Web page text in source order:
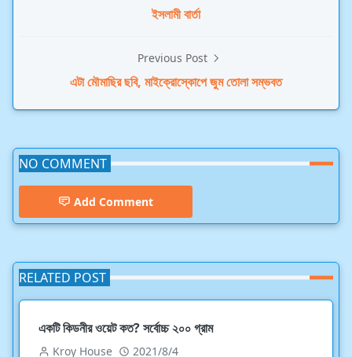
ইসলামী বার্তা
Previous Post
এটা মৌমাছির ছবি, মাইক্রোস্কোপে জুম তোলা সম্ভবত
NO COMMENT
Add Comment
RELATED POST
একটি কিডনীর ওয়েট কত? সর্বোচ্চ ২০০ গ্রাম
Kroy House 2021/8/4